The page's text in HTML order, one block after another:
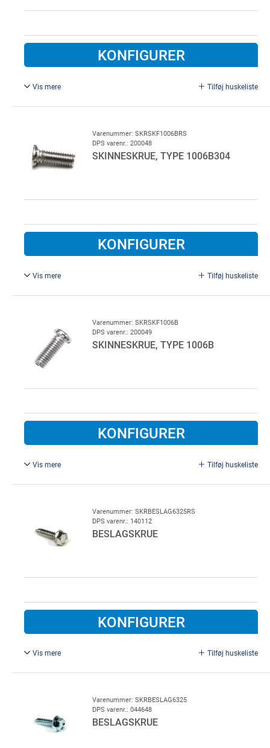
KONFIGURER
Vis mere Tilføj huskeliste
Varenummer: SKRSKF1006BRS
DPS varenr.: 200048
SKINNESKRUE, TYPE 1006B304
KONFIGURER
Vis mere Tilføj huskeliste
Varenummer: SKRSKF1006B
DPS varenr.: 200049
SKINNESKRUE, TYPE 1006B
KONFIGURER
Vis mere Tilføj huskeliste
Varenummer: SKRBESLAG6325RS
DPS varenr.: 140112
BESLAGSKRUE
KONFIGURER
Vis mere Tilføj huskeliste
6,3 x 25 mm, Rustfri.
Varenummer: SKRBESLAG6325
DPS varenr.: 044648
BESLAGSKRUE